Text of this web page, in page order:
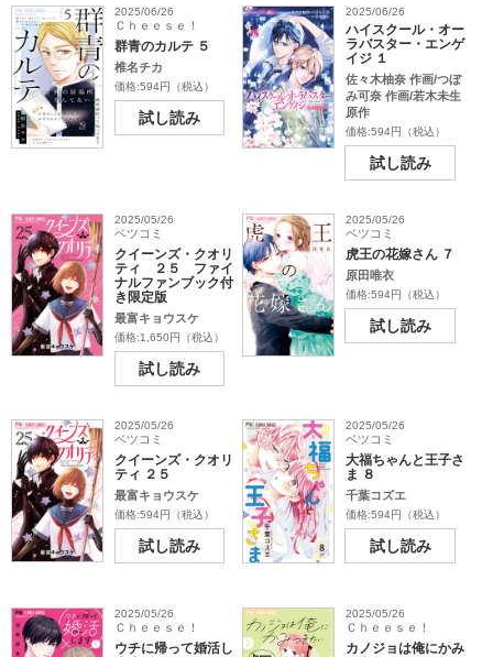
2025/06/26
Ｃｈｅｅｓｅ！
群青のカルテ ５
椎名チカ
価格:594円（税込）
試し読み
2025/06/26
ハイスクール・オー
ラバスター・エンゲ
イジ １
佐々木柚奈 作画/つぼ
み可奈 作画/若木未生
原作
価格:594円（税込）
試し読み
2025/05/26
ベツコミ
クイーンズ・クオリ
ティ ２５ ファイ
ナルファンブック付
き限定版
最富キョウスケ
価格:1,650円（税込）
試し読み
2025/05/26
ベツコミ
虎王の花嫁さん ７
原田唯衣
価格:594円（税込）
試し読み
2025/05/26
ベツコミ
クイーンズ・クオリ
ティ ２５
最富キョウスケ
価格:594円（税込）
試し読み
2025/05/26
ベツコミ
大福ちゃんと王子さ
ま ８
千葉コズエ
価格:594円（税込）
試し読み
2025/05/26
Ｃｈｅｅｓｅ！
ウチに帰って婚活し
2025/05/26
Ｃｈｅｅｓｅ！
カノジョは俺にかみ